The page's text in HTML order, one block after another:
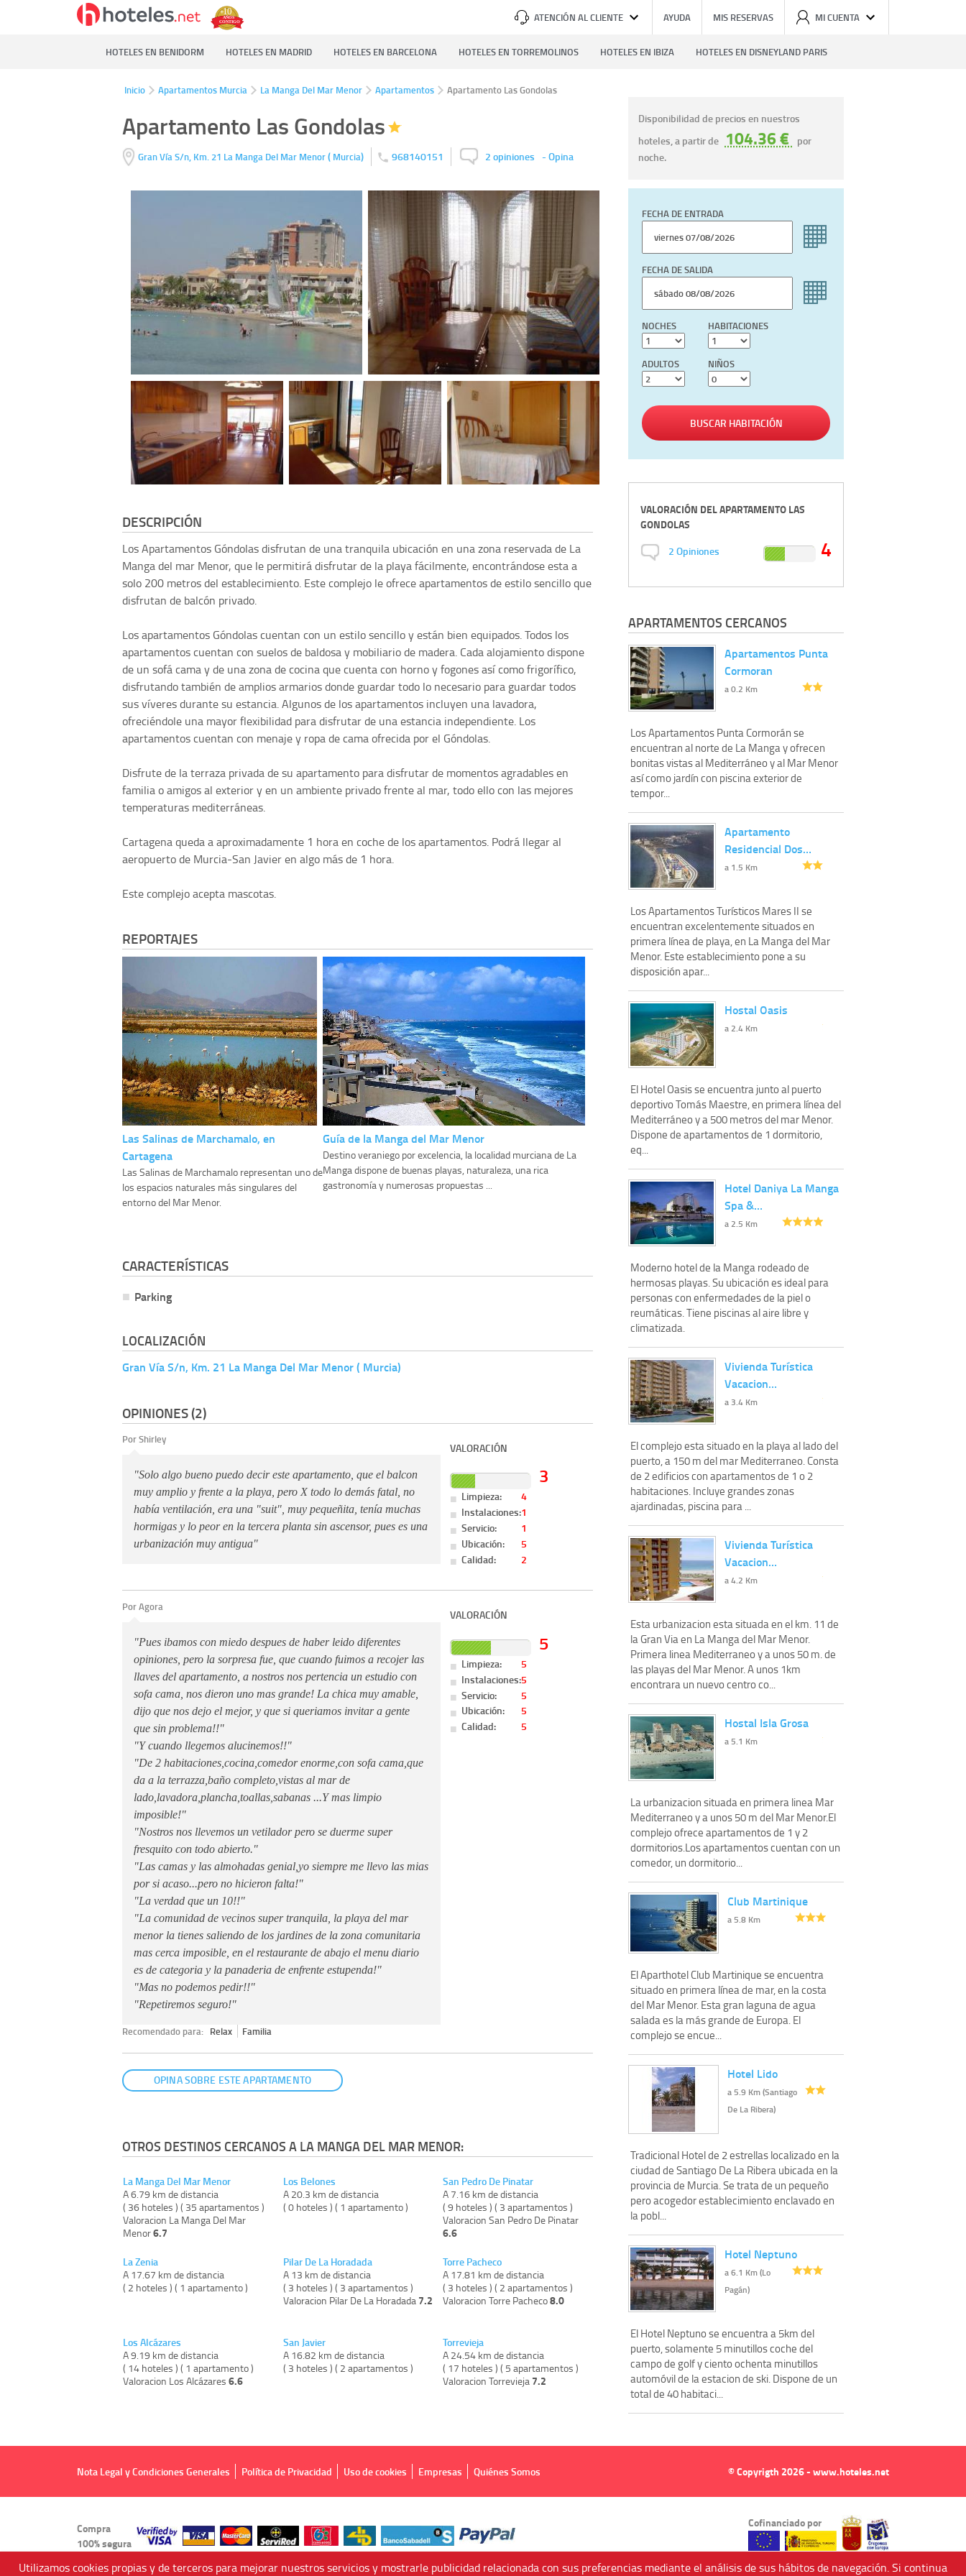
ATENCIÓN AL CLIENTE AYUDA MIS RESERVAS MI CUENTA
HOTELES EN BENIDORM HOTELES EN MADRID HOTELES EN BARCELONA HOTELES EN TORREMOLINOS HOTELES EN IBIZA HOTELES EN DISNEYLAND PARIS
Inicio Apartamentos Murcia La Manga Del Mar Menor Apartamentos Apartamento Las Gondolas
Apartamento Las Gondolas
Gran Vía S/n, Km. 21 La Manga Del Mar Menor( Murcia) 968140151 2 opiniones -Opina
DESCRIPCIÓN
Los Apartamentos Góndolas disfrutan de una tranquila ubicación en una zona reservada de La
Manga del mar Menor, que le permitirá disfrutar de la playa fácilmente, encontrándose esta a
solo 200 metros del establecimiento. Este complejo le ofrece apartamentos de estilo sencillo que
disfrutan de balcón privado.
Los apartamentos Góndolas cuentan con un estilo sencillo y están bien equipados. Todos los
apartamentos cuentan con suelos de baldosa y mobiliario de madera. Cada alojamiento dispone
de un sofá cama y de una zona de cocina que cuenta con horno y fogones así como frigorífico,
disfrutando también de amplios armarios donde guardar todo lo necesario para guardar todos
sus víveres durante su estancia. Algunos de los apartamentos incluyen una lavadora,
ofreciéndole una mayor flexibilidad para disfrutar de una estancia independiente. Los
apartamentos cuentan con menaje y ropa de cama ofrecida por el Góndolas.
Disfrute de la terraza privada de su apartamento para disfrutar de momentos agradables en
familia o amigos al exterior y en un ambiente privado frente al mar, todo ello con las mejores
temperaturas mediterráneas.
Cartagena queda a aproximadamente 1 hora en coche de los apartamentos. Podrá llegar al
aeropuerto de Murcia-San Javier en algo más de 1 hora.
Este complejo acepta mascotas.
REPORTAJES
Las Salinas de Marchamalo, en
Cartagena
Las Salinas de Marchamalo representan uno de
los espacios naturales más singulares del
entorno del Mar Menor.
Guía de la Manga del Mar Menor
Destino veraniego por excelencia, la localidad murciana de La
Manga dispone de buenas playas, naturaleza, una rica
gastronomía y numerosas propuestas ...
CARACTERÍSTICAS
Parking
LOCALIZACIÓN
Gran Vía S/n, Km. 21 La Manga Del Mar Menor ( Murcia)
OPINIONES (2)
Por Shirley
"Solo algo bueno puedo decir este apartamento, que el balcon
muy amplio y frente a la playa, pero X todo lo demás fatal, no
había ventilación, era una "suit", muy pequeñita, tenía muchas
hormigas y lo peor en la tercera planta sin ascensor, pues es una
urbanización muy antigua"
VALORACIÓN
3
Limpieza:
4
Instalaciones:1
Servicio:
1
Ubicación:
5
Calidad:
2
Por Agora
"Pues ibamos con miedo despues de haber leido diferentes
opiniones, pero la sorpresa fue, que cuando fuimos a recojer las
llaves del apartamento, a nostros nos pertencia un estudio con
sofa cama, nos dieron uno mas grande! La chica muy amable,
dijo que nos dejo el mejor, y que si queriamos invitar a gente
que sin problema!!"
"Y cuando llegemos alucinemos!!"
"De 2 habitaciones,cocina,comedor enorme,con sofa cama,que
da a la terrazza,baño completo,vistas al mar de
lado,lavadora,plancha,toallas,sabanas ...Y mas limpio
imposible!"
"Nostros nos llevemos un vetilador pero se duerme super
fresquito con todo abierto."
"Las camas y las almohadas genial,yo siempre me llevo las mias
por si acaso...pero no hicieron falta!"
"La verdad que un 10!!"
"La comunidad de vecinos super tranquila, la playa del mar
menor la tienes saliendo de los jardines de la zona comunitaria
mas cerca imposible, en el restaurante de abajo el menu diario
es de categoria y la panaderia de enfrente estupenda!"
"Mas no podemos pedir!!"
"Repetiremos seguro!"
Recomendado para: Relax Familia
VALORACIÓN
5
Limpieza:
5
Instalaciones:5
Servicio:
5
Ubicación:
5
Calidad:
5
OPINA SOBRE ESTE APARTAMENTO
OTROS DESTINOS CERCANOS A LA MANGA DEL MAR MENOR:
La Manga Del Mar Menor
A 6.79 km de distancia
( 36 hoteles ) ( 35 apartamentos )
Valoracion La Manga Del Mar
Menor6.7
La Zenia
A 17.67 km de distancia
( 2 hoteles ) ( 1 apartamento )
Los Alcázares
A 9.19 km de distancia
( 14 hoteles ) ( 1 apartamento )
Valoracion Los Alcázares 6.6
Los Belones
A 20.3 km de distancia
( 0 hoteles ) ( 1 apartamento )
Pilar De La Horadada
A 13 km de distancia
( 3 hoteles ) ( 3 apartamentos )
Valoracion Pilar De La Horadada 7.2
San Javier
A 16.82 km de distancia
( 3 hoteles ) ( 2 apartamentos )
San Pedro De Pinatar
A 7.16 km de distancia
( 9 hoteles ) ( 3 apartamentos )
Valoracion San Pedro De Pinatar
6.6
Torre Pacheco
A 17.81 km de distancia
( 3 hoteles ) ( 2 apartamentos )
Valoracion Torre Pacheco8.0
Torrevieja
A 24.54 km de distancia
( 17 hoteles ) ( 5 apartamentos )
Valoracion Torrevieja 7.2
Disponibilidad de precios en nuestros
hoteles, a partir de 104.36 €
por
noche.
FECHA DE ENTRADA
FECHA DE SALIDA
NOCHES HABITACIONES
ADULTOS NIÑOS
BUSCAR HABITACIÓN
VALORACIÓN DELAPARTAMENTO LAS
GONDOLAS
2Opiniones 4
APARTAMENTOS CERCANOS
Apartamentos Punta
Cormoran
a 0.2 Km
Los Apartamentos Punta Cormorán se
encuentran al norte de La Manga y ofrecen
bonitas vistas al Mediterráneo y al Mar Menor
así como jardín con piscina exterior de
tempor...
Apartamento
Residencial Dos…
a 1.5 Km
Los Apartamentos Turísticos Mares II se
encuentran excelentemente situados en
primera línea de playa, en La Manga del Mar
Menor. Este establecimiento pone a su
disposición apar...
Hostal Oasis
a 2.4 Km
El Hotel Oasis se encuentra junto al puerto
deportivo Tomás Maestre, en primera línea del
Mediterráneo y a 500 metros del mar Menor.
Dispone de apartamentos de 1 dormitorio,
eq...
Hotel Daniya La Manga
Spa &…
a 2.5 Km
Moderno hotel de la Manga rodeado de
hermosas playas. Su ubicación es ideal para
personas con enfermedades de la piel o
reumáticas. Tiene piscinas al aire libre y
climatizada.
Vivienda Turística
Vacacion…
a 3.4 Km
El complejo esta situado en la playa al lado del
puerto, a 150 m del mar Mediterraneo. Consta
de 2 edificios con apartamentos de 1 o 2
habitaciones. Incluye grandes zonas
ajardinadas, piscina para ...
Vivienda Turística
Vacacion…
a 4.2 Km
Esta urbanizacion esta situada en el km. 11 de
la Gran Via en La Manga del Mar Menor.
Primera linea Mediterraneo y a unos 50 m. de
las playas del Mar Menor. A unos 1km
encontrara un nuevo centro co...
Hostal Isla Grosa
a 5.1 Km
La urbanizacion situada en primera linea Mar
Mediterraneo y a unos 50 m del Mar Menor.El
complejo ofrece apartamentos de 1 y 2
dormitorios.Los apartamentos cuentan con un
comedor, un dormitorio...
Club Martinique
a 5.8 Km
El Aparthotel Club Martinique se encuentra
situado en primera línea de mar, en la costa
del Mar Menor. Esta gran laguna de agua
salada es la más grande de Europa. El
complejo se encue...
Hotel Lido
a 5.9 Km (Santiago
De La Ribera)
Tradicional Hotel de 2 estrellas localizado en la
ciudad de Santiago De La Ribera ubicada en la
provincia de Murcia. Se trata de un pequeño
pero acogedor establecimiento enclavado en
la pobl...
Hotel Neptuno
a 6.1 Km (Lo
Pagán)
El Hotel Neptuno se encuentra a 5km del
puerto, solamente 5 minutillos coche del
campo de golf y ciento ochenta minutillos
automóvil de la estacion de ski. Dispone de un
total de 40 habitaci...
Nota Legal y Condiciones Generales Política de Privacidad Uso de cookies Empresas Quiénes Somos © Copyrigth 2026 - www.hoteles.net
Compra
100% segura
Cofinanciado por
Utilizamos cookies propias y de terceros para mejorar nuestros servicios y mostrarle publicidad relacionada con sus preferencias mediante el análisis de sus hábitos de navegación. Si continua